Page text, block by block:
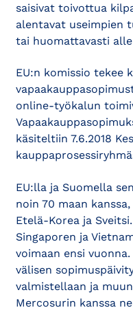
saisivat toivottua
alentavat useimpien
tai huomattavasti
EU:n komissio tekee
online-työkalun
käsiteltiin 7.6.2018
EU:lla ja Suomella
noin 70 maan
Etelä-Korea ja
Singaporen ja
voimaan ensi
välisen
valmistellaan ja
Mercosurin kanssa